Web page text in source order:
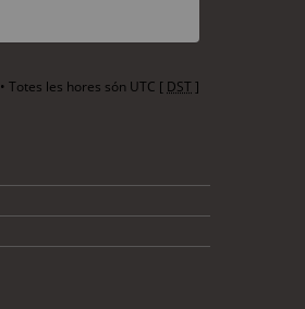
• Totes les hores són UTC [ DST]